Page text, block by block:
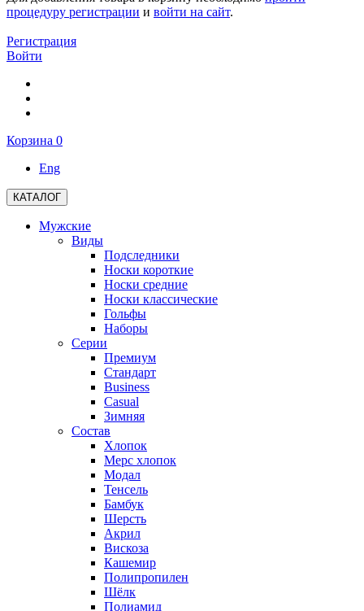
процедуру регистрации и войти на сайт.
Регистрация
Войти
Корзина 0
Eng
КАТАЛОГ
Мужские
Виды
Подследники
Носки короткие
Носки средние
Носки классические
Гольфы
Наборы
Серии
Премиум
Стандарт
Business
Casual
Зимняя
Состав
Хлопок
Мерс хлопок
Модал
Тенсель
Бамбук
Шерсть
Акрил
Вискоза
Кашемир
Полипропилен
Шёлк
Полиамид